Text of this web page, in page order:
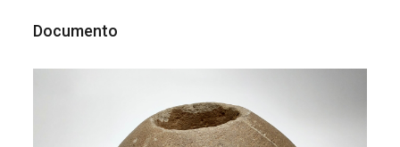
Documento